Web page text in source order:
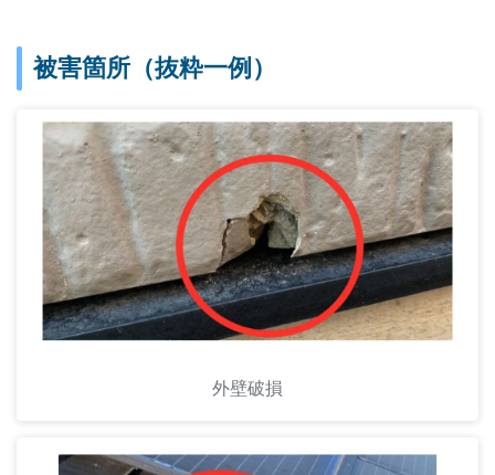
被害箇所（抜粋一例）
外壁破損